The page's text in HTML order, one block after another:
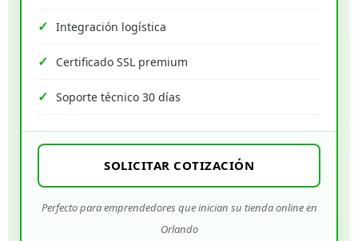
Integración logística
Certificado SSL premium
Soporte técnico 30 días
SOLICITAR COTIZACIÓN
Perfecto para emprendedores que inician su tienda online en
Orlando